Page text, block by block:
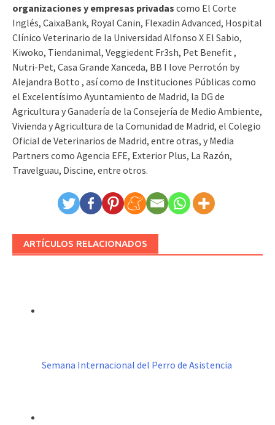
organizaciones y empresas privadas como El Corte
Inglés, CaixaBank, Royal Canin, Flexadin Advanced, Hospital
Clínico Veterinario de la Universidad Alfonso X El Sabio,
Kiwoko, Tiendanimal, Veggiedent Fr3sh, Pet Benefit ,
Nutri-Pet, Casa Grande Xanceda, BB I love Perrotón by
Alejandra Botto , así como de Instituciones Públicas como
el Excelentísimo Ayuntamiento de Madrid, la DG de
Agricultura y Ganadería de la Consejería de Medio Ambiente,
Vivienda y Agricultura de la Comunidad de Madrid, el Colegio
Oficial de Veterinarios de Madrid, entre otras, y Media
Partners como Agencia EFE, Exterior Plus, La Razón,
Travelguau, Discine, entre otros.
ARTÍCULOS RELACIONADOS
Semana Internacional del Perro de Asistencia